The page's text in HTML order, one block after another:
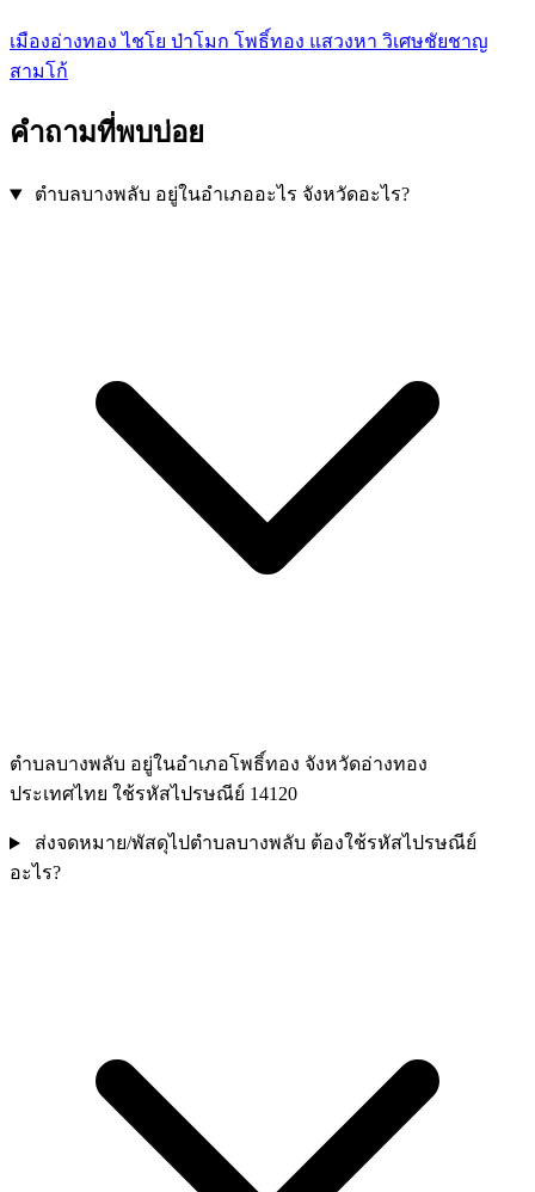
เมืองอ่างทองไชโย ป่าโมก โพธิ์ทอง แสวงหา วิเศษชัยชาญ
สามโก้
คำถามที่พบบ่อย
ตำบลบางพลับ อยู่ในอำเภออะไร จังหวัดอะไร?
ตำบลบางพลับ อยู่ในอำเภอโพธิ์ทอง จังหวัดอ่างทอง
ประเทศไทย ใช้รหัสไปรษณีย์ 14120
ส่งจดหมาย/พัสดุไปตำบลบางพลับ ต้องใช้รหัสไปรษณีย์
อะไร?